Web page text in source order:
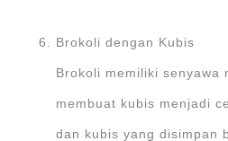
Brokoli dengan Kubis
Brokoli memiliki senyawa
membuat kubis menjadi
dan kubis yang disimpan